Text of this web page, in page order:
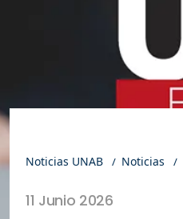
Noticias UNAB Noticias
11 Junio 2026